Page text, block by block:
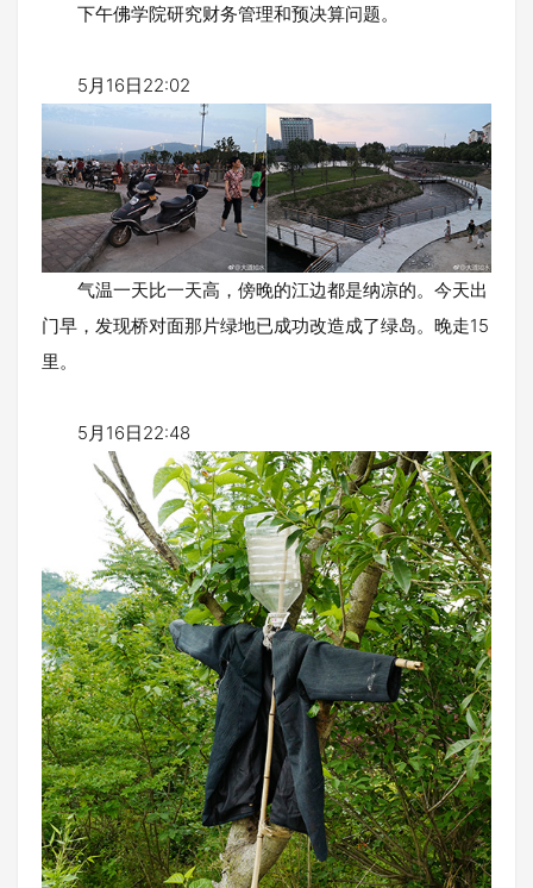
下午佛学院研究财务管理和预决算问题。
5月16日22:02
气温一天比一天高，傍晚的江边都是纳凉的。今天出
门早，发现桥对面那片绿地已成功改造成了绿岛。晚走15
里。​​​
5月16日22:48